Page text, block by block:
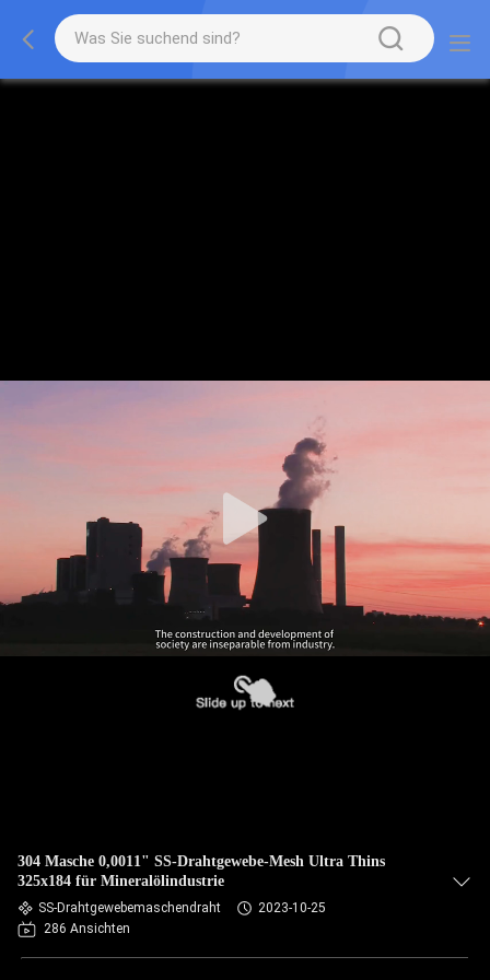
304 Masche 0,0011" SS-Drahtgewebe-Mesh Ultra Thins
325x184 für Mineralölindustrie
SS-Drahtgewebemaschendraht
2023-10-25
286 Ansichten